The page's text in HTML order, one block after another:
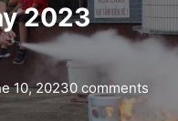
2023
10, 20230 comments